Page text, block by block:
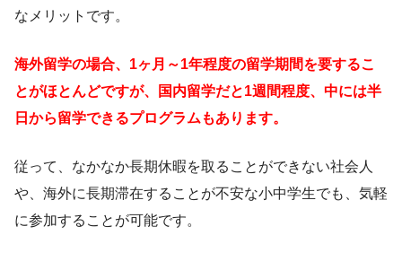
なメリットです。
海外留学の場合、1ヶ月～1年程度の留学期間を要するこ
とがほとんどですが、国内留学だと1週間程度、中には半
日から留学できるプログラムもあります。
従って、なかなか長期休暇を取ることができない社会人
や、海外に長期滞在することが不安な小中学生でも、気軽
に参加することが可能です。